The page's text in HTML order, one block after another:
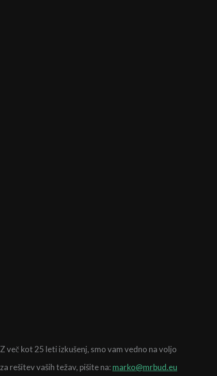
Z več kot 25 leti izkušenj, smo vam vedno na voljo
za rešitev vaših težav, pišite na: marko@mrbud.eu